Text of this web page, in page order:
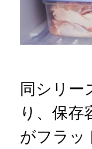
同シリー
り、保
がフラッ